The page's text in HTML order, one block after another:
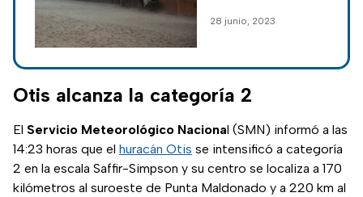
siguientes
para que te
prepares para
situaciones de
emergencia.
28 junio, 2023
Otis alcanza la categoría 2
El Servicio Meteorológico Nacional (SMN) informó a las
14:23 horas que el huracán Otis se intensificó a categoría
2 en la escala Saffir-Simpson y su centro se localiza a 170
kilómetros al suroeste de Punta Maldonado y a 220 km al